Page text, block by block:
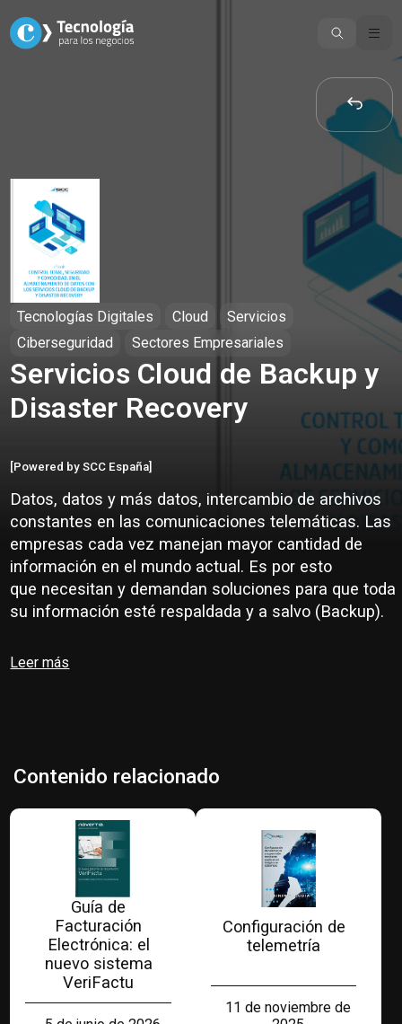
content
Tecnologías Digitales Cloud
Servicios
Ciberseguridad
Sectores Empresariales
Servicios Cloud de Backup y
Disaster Recovery
[Powered by SCC España]
Datos, datos y más datos, intercambio de archivos
constantes en las comunicaciones telemáticas. Las
empresas cada vez manejan mayor cantidad de
información en el mundo actual. Es por esto
que necesitan y demandan soluciones para que toda
su información esté respaldada y a salvo (Backup).
Leer más
Contenido relacionado
Guía de
Facturación
Electrónica: el
nuevo sistema
VeriFactu
Configuración de
telemetría
11 de noviembre de